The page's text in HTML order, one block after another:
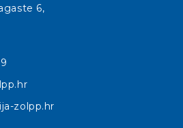
6,
zolpp.hr